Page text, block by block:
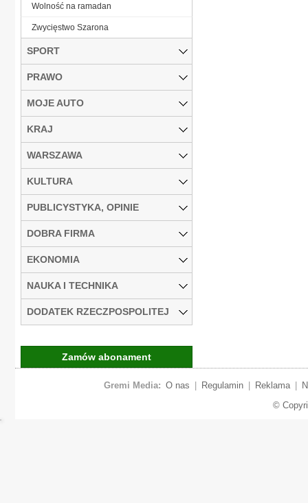
Wolność na ramadan
Zwycięstwo Szarona
SPORT
PRAWO
MOJE AUTO
KRAJ
WARSZAWA
KULTURA
PUBLICYSTYKA, OPINIE
DOBRA FIRMA
EKONOMIA
NAUKA I TECHNIKA
DODATEK RZECZPOSPOLITEJ
Zamów abonament
Gremi Media: O nas Regulamin Reklama
©